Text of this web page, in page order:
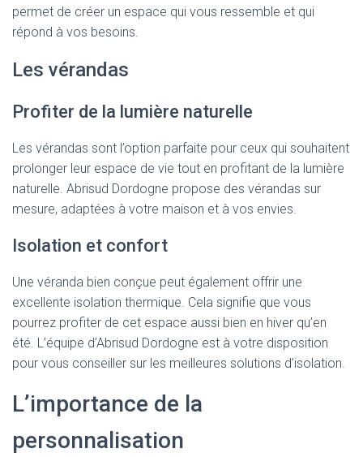
permet de créer un espace qui vous ressemble et qui
répond à vos besoins.
Les vérandas
Profiter de la lumière naturelle
Les vérandas sont l’option parfaite pour ceux qui souhaitent
prolonger leur espace de vie tout en profitant de la lumière
naturelle. Abrisud Dordogne propose des vérandas sur
mesure, adaptées à votre maison et à vos envies.
Isolation et confort
Une véranda bien conçue peut également offrir une
excellente isolation thermique. Cela signifie que vous
pourrez profiter de cet espace aussi bien en hiver qu’en
été. L’équipe d’Abrisud Dordogne est à votre disposition
pour vous conseiller sur les meilleures solutions d’isolation.
L’importance de la
personnalisation